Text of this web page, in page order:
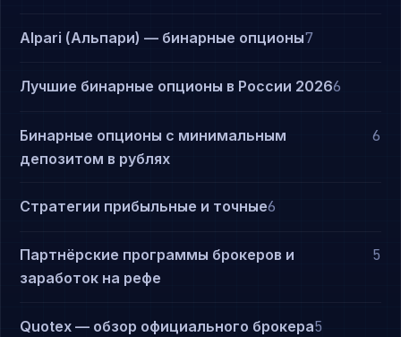
Alpari (Альпари) — бинарные опционы7
Лучшие бинарные опционы в России 20266
Бинарные опционы с минимальным
депозитом в рублях
6
Стратегии прибыльные и точные6
Партнёрские программы брокеров и
заработок на рефе
5
Quotex — обзор официального брокера5